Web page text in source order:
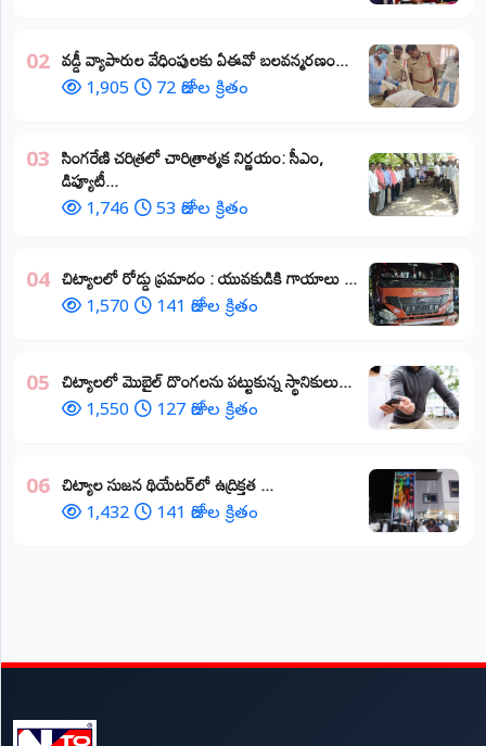
02 వడ్డీ వ్యాపారుల వేధింపులకు ఏఈవో బలవన్మరణం...
1,905 72 రోజుల క్రితం
03 ​సింగరేణి చరిత్రలో చారిత్రాత్మక నిర్ణయం: సీఎం,
డిప్యూటీ...
1,746 53 రోజుల క్రితం
04 చిట్యాలలో రోడ్డు ప్రమాదం : యువకుడికి గాయాలు ​...
1,570 141 రోజుల క్రితం
05 చిట్యాలలో మొబైల్ దొంగలను పట్టుకున్న స్థానికులు...
1,550 127 రోజుల క్రితం
06 చిట్యాల సుజన థియేటర్‌లో ఉద్రిక్తత ...
1,432 141 రోజుల క్రితం